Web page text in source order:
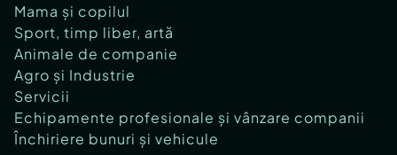
Mama și copilul
Sport, timp liber, artă
Animale de companie
Agro și Industrie
Servicii
Echipamente profesionale și vânzare companii
Închiriere bunuri și vehicule